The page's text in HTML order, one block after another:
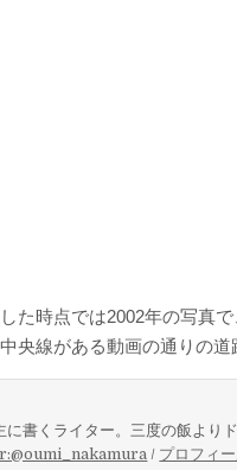
た時点では2002年の写真
央線がある動画の通りの道
に書くライター。三度の飯より
/ プロフィ